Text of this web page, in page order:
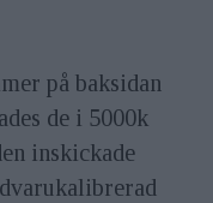
på baksidan
de i 5000k
inskickade